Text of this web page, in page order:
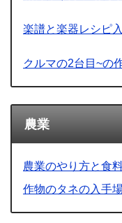
楽譜と楽器レシピ
クルマの2台目~の
農業
農業のやり方と食
作物のタネの入手